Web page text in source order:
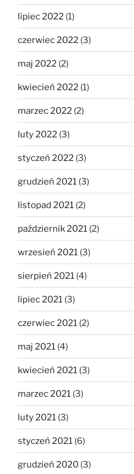
lipiec 2022 (1)
czerwiec 2022 (3)
maj 2022 (2)
kwiecień 2022 (1)
marzec 2022 (2)
luty 2022 (3)
styczeń 2022 (3)
grudzień 2021 (3)
listopad 2021 (2)
październik 2021 (2)
wrzesień 2021 (3)
sierpień 2021 (4)
lipiec 2021 (3)
czerwiec 2021 (2)
maj 2021 (4)
kwiecień 2021 (3)
marzec 2021 (3)
luty 2021 (3)
styczeń 2021 (6)
grudzień 2020 (3)